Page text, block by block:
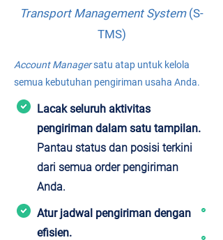
Transport Management System (S-
TMS)
Account Managersatu atap untuk kelola
semua kebutuhan pengiriman usaha Anda.
Lacak seluruh aktivitas
pengiriman dalam satu tampilan.
Pantau status dan posisi terkini
dari semua order pengiriman
Anda.
Atur jadwal pengiriman dengan
efisien.